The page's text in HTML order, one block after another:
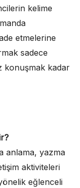
kelime
etmelerine
sadece
konuşmak kadar
anlama, yazma
aktiviteleri
eğlenceli